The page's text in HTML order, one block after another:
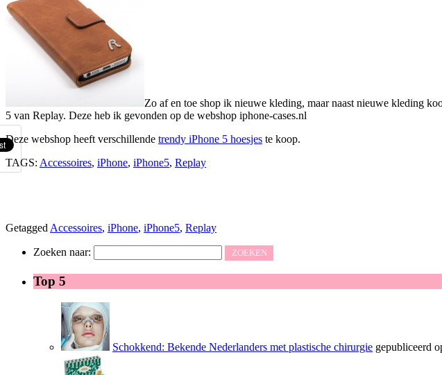
Zo af en toe shop ik nieuwe kleding, maar naast nieuwe kleding
5 van Replay. Deze heb ik gevonden op de webshop iphone-cases.nl
Deze webshop heeft verschillende trendy iPhone 5 hoesjes te koop.
TAGS: Accessoires, iPhone, iPhone5, Replay
Getagged Accessoires, iPhone, iPhone5, Replay
Zoeken naar:
Top 5
Schokkend: Bekende Nederlanders met plastische chirurgie gepubliceerd